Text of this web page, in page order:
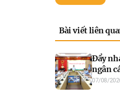
Bài viết liên
Đẩy
ngân
mục
07/08/